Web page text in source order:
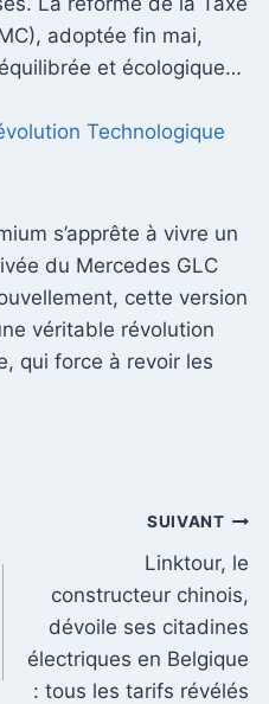
adoptée fin mai,
et écologique…
Technologique
s’apprête à vivre un
du Mercedes GLC
cette version
véritable révolution
qui force à revoir les
SUIVANT
Linktour, le
constructeur chinois,
dévoile ses citadines
électriques en Belgique
: tous les tarifs révélés